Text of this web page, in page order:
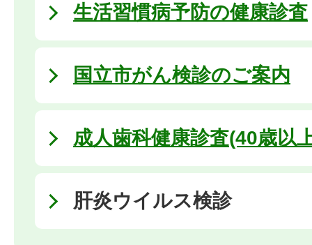
生活習慣病予防の健康診査
国立市がん検診のご案内
成人歯科健康診査(40歳以
肝炎ウイルス検診